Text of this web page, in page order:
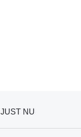
JUST NU